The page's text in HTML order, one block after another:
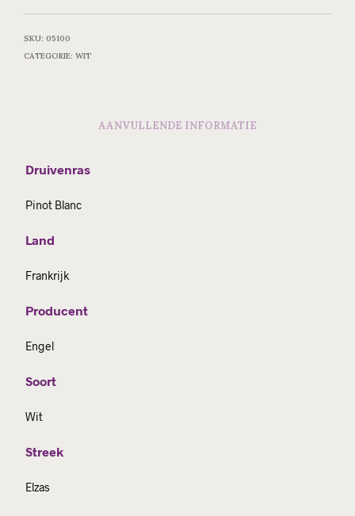
SKU: 05100
CATEGORIE: WIT
AANVULLENDE INFORMATIE
Druivenras
Pinot Blanc
Land
Frankrijk
Producent
Engel
Soort
Wit
Streek
Elzas